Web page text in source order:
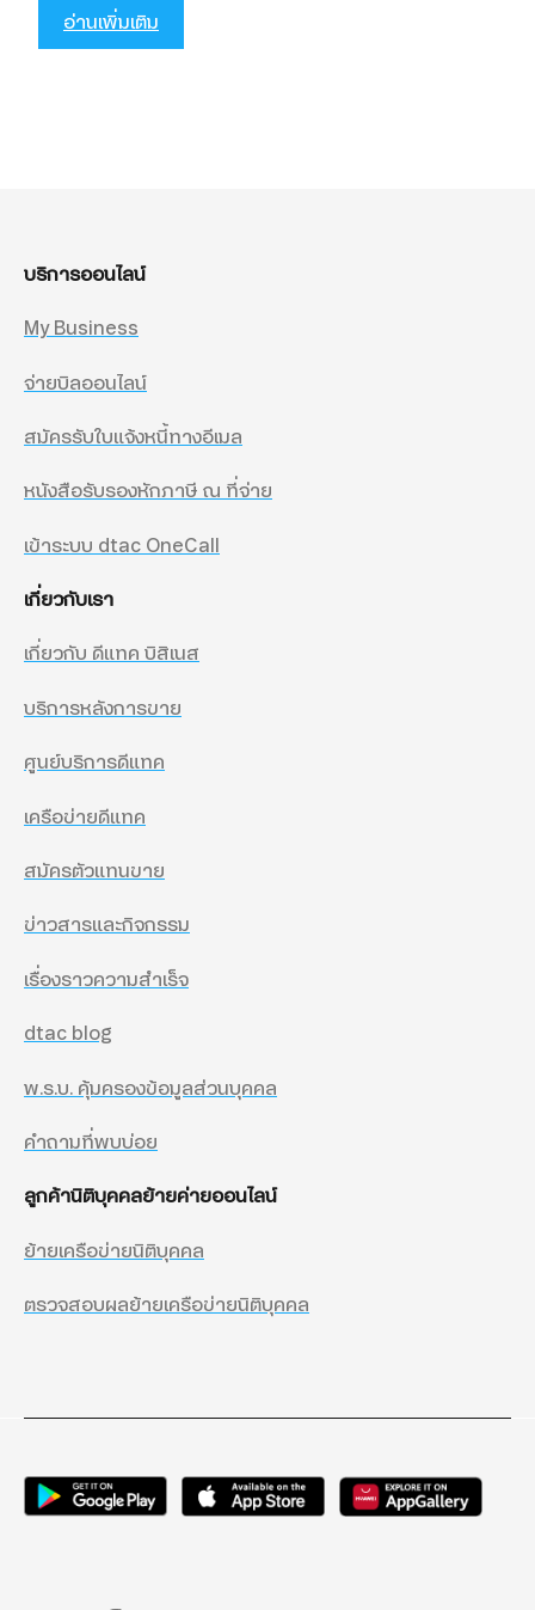
อ่านเพิ่มเติม
บริการออนไลน์
My Business
จ่ายบิลออนไลน์
สมัครรับใบแจ้งหนี้ทางอีเมล
หนังสือรับรองหักภาษี ณ ที่จ่าย
เข้าระบบ dtac OneCall
เกี่ยวกับเรา
เกี่ยวกับ ดีแทค บิสิเนส
บริการหลังการขาย
ศูนย์บริการดีแทค
เครือข่ายดีแทค
สมัครตัวแทนขาย
ข่าวสารและกิจกรรม
เรื่องราวความสำเร็จ
dtac blog
พ.ร.บ. คุ้มครองข้อมูลส่วนบุคคล
คำถามที่พบบ่อย
ลูกค้านิติบุคคลย้ายค่ายออนไลน์
ย้ายเครือข่ายนิติบุคคล
ตรวจสอบผลย้ายเครือข่ายนิติบุคคล